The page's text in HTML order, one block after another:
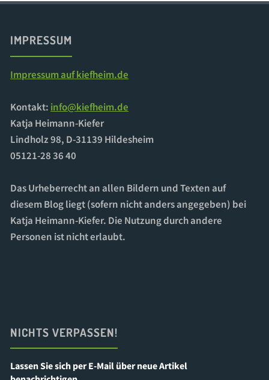
IMPRESSUM
Impressum auf kiefheim.de
Kontakt: info@kiefheim.de
Katja Heimann-Kiefer
Lindholz 98, D-31139 Hildesheim
05121-28 36 40
Das Urheberrecht an allen Bildern und Texten auf
diesem Blog liegt (sofern nicht anders angegeben) bei
Katja Heimann-Kiefer. Die Nutzung durch andere
Personen ist nicht erlaubt.
NICHTS VERPASSEN!
Lassen Sie sich per E-Mail über neue Artikel